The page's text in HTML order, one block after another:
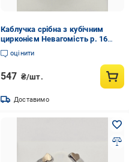
Каблучка срібна з кубічним
цирконієм Невагомість р. 16
1,44 г (3023997370)
оцінити
547 ₴/шт.
Доставимо